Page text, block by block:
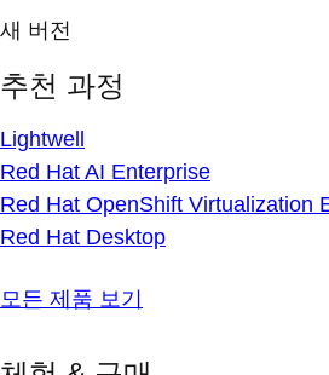
새 버전
추천 과정
Lightwell
Red Hat AI Enterprise
Red Hat OpenShift Virtualization
Red Hat Desktop
모든 제품 보기